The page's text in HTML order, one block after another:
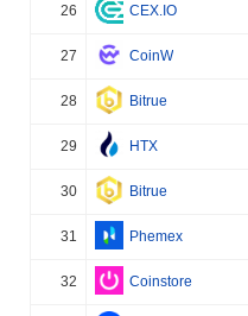
26 CEX.IO
27 CoinW
28 Bitrue
29 HTX
30 Bitrue
31 Phemex
32 Coinstore